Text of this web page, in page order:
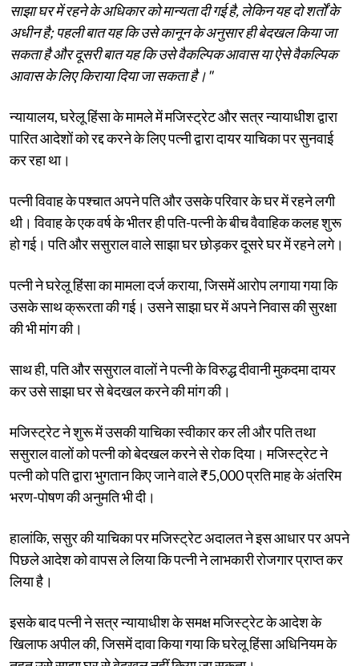
साझा घर में रहने के अधिकार को मान्यता दी गई है, लेकिन यह दो शर्तों के
अधीन है; पहली बात यह कि उसे कानून के अनुसार ही बेदखल किया जा
सकता है और दूसरी बात यह कि उसे वैकल्पिक आवास या ऐसे वैकल्पिक
आवास के लिए किराया दिया जा सकता है।"
न्यायालय, घरेलू हिंसा के मामले में मजिस्ट्रेट और सत्र न्यायाधीश द्वारा
पारित आदेशों को रद्द करने के लिए पत्नी द्वारा दायर याचिका पर सुनवाई
कर रहा था।
पत्नी विवाह के पश्चात अपने पति और उसके परिवार के घर में रहने लगी
थी। विवाह के एक वर्ष के भीतर ही पति-पत्नी के बीच वैवाहिक कलह शुरू
हो गई। पति और ससुराल वाले साझा घर छोड़कर दूसरे घर में रहने लगे।
पत्नी ने घरेलू हिंसा का मामला दर्ज कराया, जिसमें आरोप लगाया गया कि
उसके साथ क्रूरता की गई। उसने साझा घर में अपने निवास की सुरक्षा
की भी मांग की।
साथ ही, पति और ससुराल वालों ने पत्नी के विरुद्ध दीवानी मुकदमा दायर
कर उसे साझा घर से बेदखल करने की मांग की।
मजिस्ट्रेट ने शुरू में उसकी याचिका स्वीकार कर ली और पति तथा
ससुराल वालों को पत्नी को बेदखल करने से रोक दिया। मजिस्ट्रेट ने
पत्नी को पति द्वारा भुगतान किए जाने वाले ₹5,000 प्रति माह के अंतरिम
भरण-पोषण की अनुमति भी दी।
हालांकि, ससुर की याचिका पर मजिस्ट्रेट अदालत ने इस आधार पर अपने
पिछले आदेश को वापस ले लिया कि पत्नी ने लाभकारी रोजगार प्राप्त कर
लिया है।
इसके बाद पत्नी ने सत्र न्यायाधीश के समक्ष मजिस्ट्रेट के आदेश के
खिलाफ अपील की, जिसमें दावा किया गया कि घरेलू हिंसा अधिनियम के